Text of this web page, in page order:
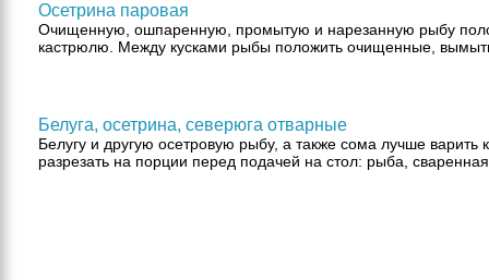
Осетрина паровая
Очищенную, ошпаренную, промытую и нарезанную рыбу
кастрюлю. Между кусками рыбы положить очищенные,
Белуга, осетрина, северюга отварные
Белугу и другую осетровую рыбу, а также сома лучше варить
разрезать на порции перед подачей на стол: рыба,